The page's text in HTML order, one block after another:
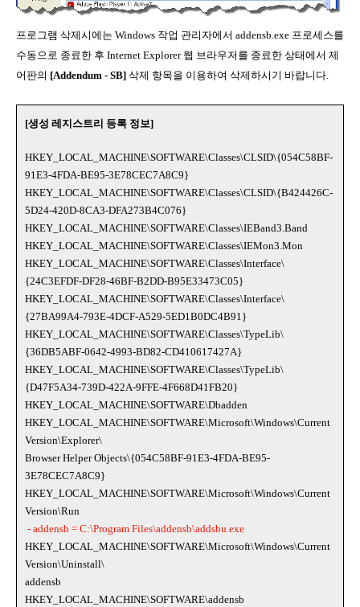
프로그램 삭제시에는 Windows 작업 관리자에서 addensb.exe 프로세스를
수동으로 종료한 후 Internet Explorer 웹 브라우저를 종료한 상태에서 제
어판의 [Addendum - SB] 삭제 항목을 이용하여 삭제하시기 바랍니다.
[생성 레지스트리 등록 정보]
HKEY_LOCAL_MACHINE\SOFTWARE\Classes\CLSID\{054C58BF-
91E3-4FDA-BE95-3E78CEC7A8C9}
HKEY_LOCAL_MACHINE\SOFTWARE\Classes\CLSID\{B424426C-
5D24-420D-8CA3-DFA273B4C076}
HKEY_LOCAL_MACHINE\SOFTWARE\Classes\IEBand3.Band
HKEY_LOCAL_MACHINE\SOFTWARE\Classes\IEMon3.Mon
HKEY_LOCAL_MACHINE\SOFTWARE\Classes\Interface\
{24C3EFDF-DF28-46BF-B2DD-B95E33473C05}
HKEY_LOCAL_MACHINE\SOFTWARE\Classes\Interface\
{27BA99A4-793E-4DCF-A529-5ED1B0DC4B91}
HKEY_LOCAL_MACHINE\SOFTWARE\Classes\TypeLib\
{36DB5ABF-0642-4993-BD82-CD410617427A}
HKEY_LOCAL_MACHINE\SOFTWARE\Classes\TypeLib\
{D47F5A34-739D-422A-9FFE-4F668D41FB20}
HKEY_LOCAL_MACHINE\SOFTWARE\Dbadden
HKEY_LOCAL_MACHINE\SOFTWARE\Microsoft\Windows\Current
Version\Explorer\
Browser Helper Objects\{054C58BF-91E3-4FDA-BE95-
3E78CEC7A8C9}
HKEY_LOCAL_MACHINE\SOFTWARE\Microsoft\Windows\Current
Version\Run
- addensb = C:\Program Files\addensb\addsbu.exe
HKEY_LOCAL_MACHINE\SOFTWARE\Microsoft\Windows\Current
Version\Uninstall\
addensb
HKEY_LOCAL_MACHINE\SOFTWARE\addensb